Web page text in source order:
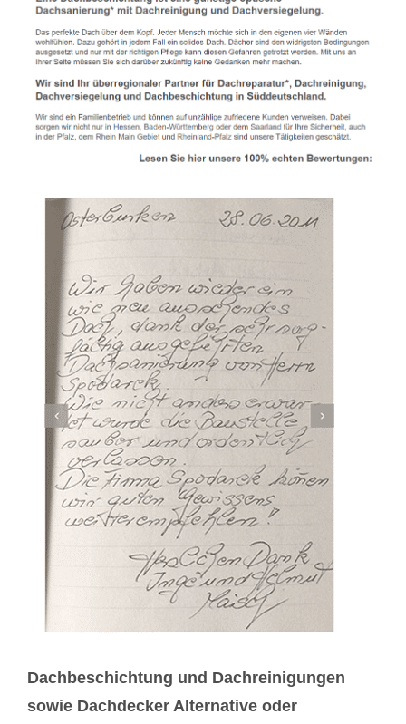
Dachbeschichtung und Dachreinigungen
sowie Dachdecker Alternative oder